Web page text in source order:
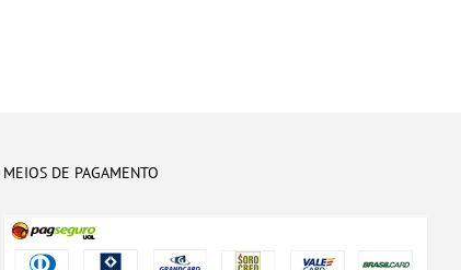
MEIOS DE PAGAMENTO